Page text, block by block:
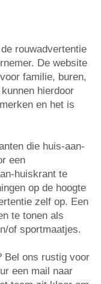
rouwadvertentie
De website
familie, buren,
hierdoor
en het is
die huis-aan-
een
huiskrant te
op de hoogte
zelf op. Een
te tonen als
of sportmaatjes.
Bel ons rustig voor
een mail naar